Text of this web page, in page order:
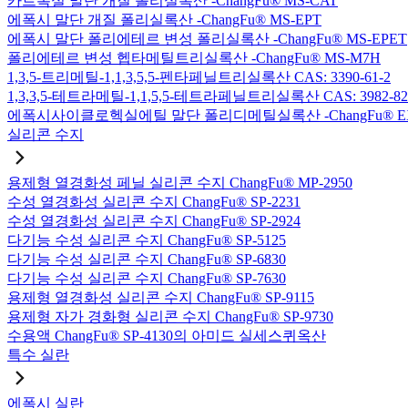
에폭시 말단 개질 폴리실록산 -ChangFu® MS-EPT
에폭시 말단 폴리에테르 변성 폴리실록산 -ChangFu® MS-EPET
폴리에테르 변성 헵타메틸트리실록산 -ChangFu® MS-M7H
1,3,5-트리메틸-1,1,3,5,5-펜타페닐트리실록산 CAS: 3390-61-2
1,3,3,5-테트라메틸-1,1,5,5-테트라페닐트리실록산 CAS: 3982-
에폭시사이클로헥실에틸 말단 폴리디메틸실록산 -ChangFu®
실리콘 수지
용제형 열경화성 페닐 실리콘 수지 ChangFu® MP-2950
수성 열경화성 실리콘 수지 ChangFu® SP-2231
수성 열경화성 실리콘 수지 ChangFu® SP-2924
다기능 수성 실리콘 수지 ChangFu® SP-5125
다기능 수성 실리콘 수지 ChangFu® SP-6830
다기능 수성 실리콘 수지 ChangFu® SP-7630
용제형 열경화성 실리콘 수지 ChangFu® SP-9115
용제형 자가 경화형 실리콘 수지 ChangFu® SP-9730
수용액 ChangFu® SP-4130의 아미드 실세스퀴옥산
특수 실란
에폭시 실란